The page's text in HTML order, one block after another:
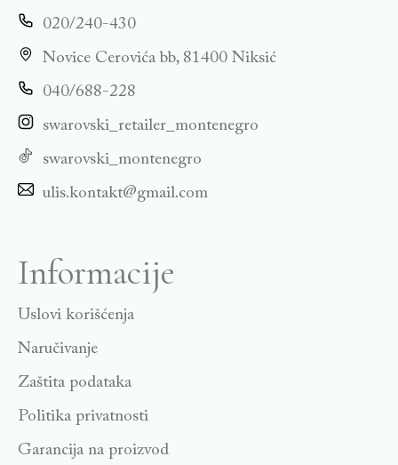
020/240-430
Novice Cerovića bb, 81400 Niksić
040/688-228
swarovski_retailer_montenegro
swarovski_montenegro
ulis.kontakt@gmail.com
Informacije
Uslovi korišćenja
Naručivanje
Zaštita podataka
Politika privatnosti
Garancija na proizvod